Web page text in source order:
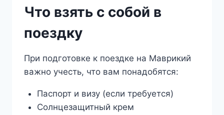
Что взять с собой в
поездку
При подготовке к поездке на Маврикий
важно учесть, что вам понадобятся:
Паспорт и визу (если требуется)
Солнцезащитный крем